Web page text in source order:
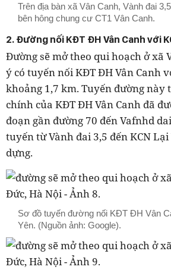
Trên địa bàn xã Vân Canh, Vành đai
bên hông chung cư CT1 Vân Canh.
2. Đường nối KĐT ĐH Vân Canh với
Đường sẽ mở theo qui hoạch ở xã
ý có tuyến nối KĐT ĐH Vân Canh
khoảng 1,7 km. Tuyến đường này
chính của KĐT ĐH Vân Canh đã
đoạn gần đường 70 đến Vafnhd
tuyến từ Vành đai 3,5 đến KCN
dựng.
Sơ đồ tuyến đường nối KĐT ĐH Vân
Yên. (Nguồn ảnh: Google).